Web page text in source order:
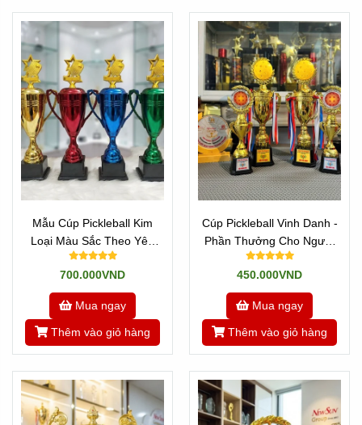
Mẫu Cúp Pickleball Kim
Loại Màu Sắc Theo Yêu
Cầu
700.000VND
Mua ngay
Thêm vào giỏ hàng
Cúp Pickleball Vinh Danh -
Phần Thưởng Cho Người
Xuất Sắc
450.000VND
Mua ngay
Thêm vào giỏ hàng